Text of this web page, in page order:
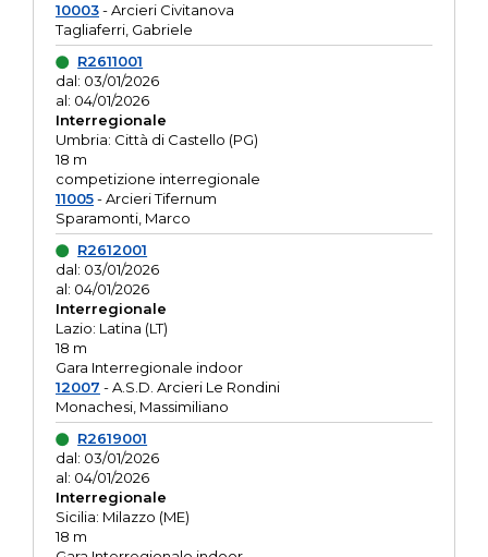
10003- Arcieri Civitanova
Tagliaferri, Gabriele
R2611001
dal: 03/01/2026
al: 04/01/2026
Interregionale
Umbria: Città di Castello (PG)
18 m
competizione interregionale
11005- Arcieri Tifernum
Sparamonti, Marco
R2612001
dal: 03/01/2026
al: 04/01/2026
Interregionale
Lazio: Latina (LT)
18 m
Gara Interregionale indoor
12007 - A.S.D. Arcieri Le Rondini
Monachesi, Massimiliano
R2619001
dal: 03/01/2026
al: 04/01/2026
Interregionale
Sicilia: Milazzo (ME)
18 m